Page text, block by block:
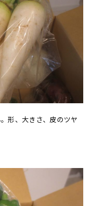
形、大きさ、皮のツヤ